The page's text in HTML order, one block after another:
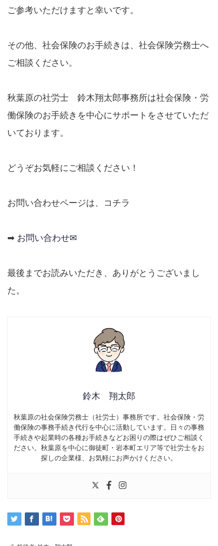
ご参考いただけますと幸いです。
その他、社会保険のお手続きは、社会保険労務士へ
ご相談ください。
秋葉原の社労士 鈴木翔太郎事務所は社会保険・労
働保険のお手続きを中心にサポートをさせていただ
いております。
どうぞお気軽にご相談ください！
お問い合わせページは、コチラ
➡ お問い合わせ✉
最後までお読みいただき、ありがとうございまし
た。
鈴木 翔太郎
秋葉原の社会保険労務士（社労士）事務所です。社会保険・労
働保険の事務手続き代行を中心に活動しています。日々の事務
手続きや起業時の各種お手続きなどお困りの際はぜひご相談く
ださい。秋葉原を中心に御徒町・岩本町エリア等で社労士をお
探しの企業様、お気軽にお声かけください。